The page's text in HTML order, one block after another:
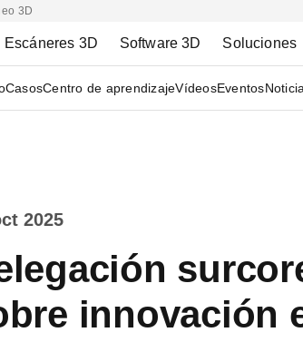
3D
Escáneres 3D Software 3D Soluciones
CasosCentro de aprendizajeVídeosEventos
2025
innovación